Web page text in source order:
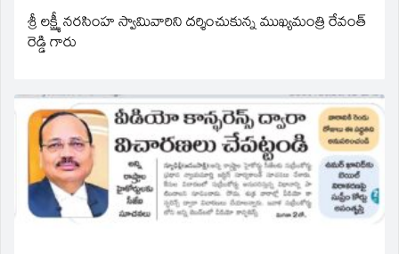
శ్రీ లక్ష్మీ నరసింహ స్వామివారిని దర్శించుకున్న ముఖ్యమంత్రి రేవంత్
రెడ్డి గారు